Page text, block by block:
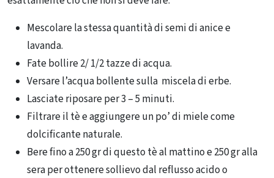
Mescolare la stessa quantità di semi di anice e
lavanda.
Fate bollire 2/ 1/2 tazze di acqua.
Versare l’acqua bollente sulla miscela di erbe.
Lasciate riposare per 3 – 5 minuti.
Filtrare il tè e aggiungere un po’ di miele come
dolcificante naturale.
Bere fino a 250 gr di questo tè al mattino e 250 gr alla
sera per ottenere sollievo dal reflusso acido o